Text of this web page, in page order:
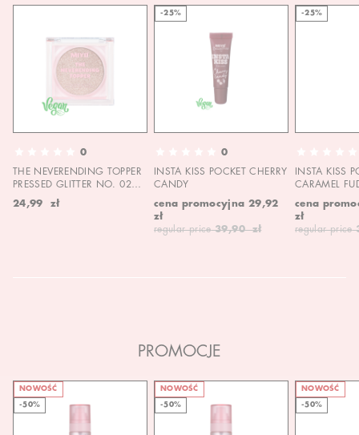
0
THE NEVERENDING TOPPER
PRESSED GLITTER NO. 02
MOON CHILD
24,99 zł
-25%
0
INSTA KISS POCKET CHERRY
CANDY
cena promocyjna 29,92
zł
regular price 39,90 zł
-25%
INSTA KISS
CARAMEL
cena
zł
regular price
PROMOCJE
NOWOŚĆ
-50%
NOWOŚĆ
-50%
NOWOŚĆ
-50%